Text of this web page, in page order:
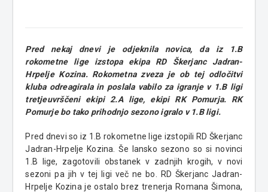
Pred nekaj dnevi je odjeknila novica, da iz 1.B
rokometne lige izstopa ekipa RD Škerjanc Jadran-
Hrpelje Kozina. Rokometna zveza je ob tej odločitvi
kluba odreagirala in poslala vabilo za igranje v 1.B ligi
tretjeuvrščeni ekipi 2.A lige, ekipi RK Pomurja. RK
Pomurje bo tako prihodnjo sezono igralo v 1.B ligi.
Pred dnevi so iz 1.B rokometne lige izstopili RD Škerjanc
Jadran-Hrpelje Kozina. Še lansko sezono so si novinci
1.B lige, zagotovili obstanek v zadnjih krogih, v novi
sezoni pa jih v tej ligi več ne bo. RD Škerjanc Jadran-
Hrpelje Kozina je ostalo brez trenerja Romana Šimona,